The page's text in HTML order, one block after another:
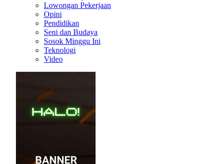
Lowongan Pekerjaan
Opini
Pendidikan
Seni dan Budaya
Sosok Minggu Ini
Teknologi
Video